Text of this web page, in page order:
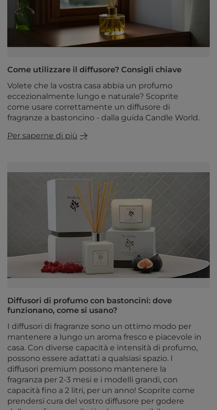
Come utilizzare il diffusore? Consigli chiave
Volete che la vostra casa abbia un profumo
eccezionalmente lungo e naturale? Scoprite
come usare correttamente un diffusore di
fragranze a bastoncino - dalla guida Candle World.
Per saperne di più
Diffusori di profumo con bastoncini: dove
funzionano, come si usano?
I diffusori di fragranze sono un ottimo modo per
mantenere a lungo un aroma fresco e piacevole in
casa. Con diverse capacità e intensità di profumo,
possono essere adattati a qualsiasi spazio. I
diffusori premium possono mantenere la
fragranza per 2-3 mesi e i modelli grandi, con
capacità fino a 2 litri, per un anno! Scoprite come
prendersi cura del vostro diffusore per godere